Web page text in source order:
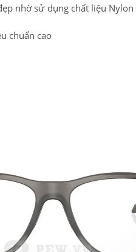
nhờ sử dụng chất liệu
chuẩn cao